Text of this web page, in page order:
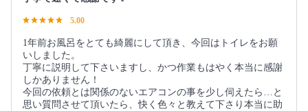
5.00
1年前お風呂をとても綺麗にして頂き、今回はトイレをお願
いしました。
丁寧に説明して下さいますし、かつ作業もはやく本当に感謝
しかありません！
今回の依頼とは関係のないエアコンの事を少し伺えたら…と
思い質問させて頂いたら、快く色々と教えて下さり本当に助